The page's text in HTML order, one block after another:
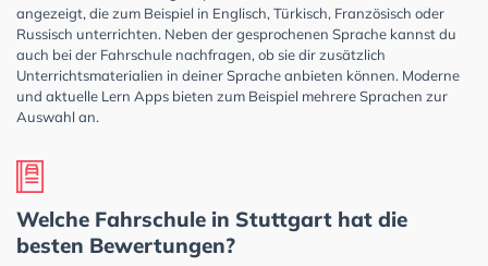
angezeigt, die zum Beispiel in Englisch, Türkisch, Französisch oder
Russisch unterrichten. Neben der gesprochenen Sprache kannst du
auch bei der Fahrschule nachfragen, ob sie dir zusätzlich
Unterrichtsmaterialien in deiner Sprache anbieten können. Moderne
und aktuelle Lern Apps bieten zum Beispiel mehrere Sprachen zur
Auswahl an.
Welche Fahrschule in Stuttgart hat die
besten Bewertungen?